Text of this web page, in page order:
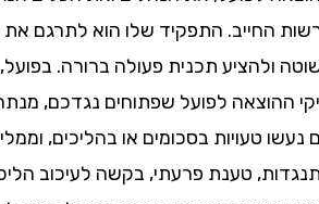
התפקיד שלו הוא לתרגם את
תכנית פעולה ברורה. בפועל,
לפועל שפתוחים נגדכם, מנתח את
טעויות בסכומים או בהליכים, וממליץ
טענת פרעתי, בקשה לעיכוב הליכים